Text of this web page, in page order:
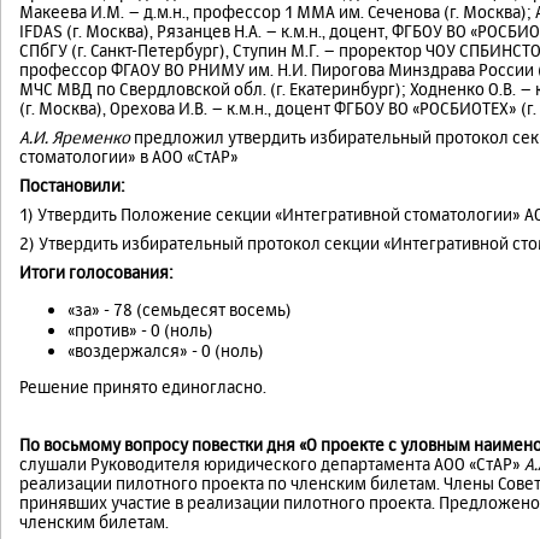
Макеева И.М. – д.м.н., профессор 1 ММА им. Сеченова (г. Москва);
IFDAS (г. Москва), Рязанцев Н.А. – к.м.н., доцент, ФГБОУ ВО
СПбГУ (г. Санкт-Петербург), Ступин М.Г. – проректор ЧОУ
профессор ФГАОУ ВО РНИМУ им. Н.И. Пирогова Минздрава России
МЧС МВД по Свердловской обл. (г. Екатеринбург); Ходненко О.В. –
(г. Москва), Орехова И.В. – к.м.н., доцент ФГБОУ ВО «РОСБИОТЕХ»
А.И. Яременкопредложил утвердить избирательный протокол
стоматологии» в АОО «СтАР»
Постановили:
1) Утвердить Положение секции «Интегративной стоматологии»
2) Утвердить избирательный протокол секции «Интегративной
Итоги голосования:
«за» - 78 (семьдесят восемь)
«против» - 0 (ноль)
«воздержался» - 0 (ноль)
Решение принято единогласно.
По восьмому вопросу повестки дня «О проекте с уловным
слушали Руководителя юридического департамента АОО «СтАР»
реализации пилотного проекта по членским билетам. Члены
принявших участие в реализации пилотного проекта.
членским билетам.